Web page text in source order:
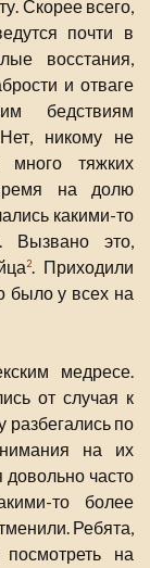
Скорее всего,
почти в
восстания,
и отваге
бедствиям
никому не
тяжких
на долю
какими-то
Вызвано это,
2. Приходили
было у всех на
медресе.
от случая к
по
на их
довольно часто
то более
Ребята,
на